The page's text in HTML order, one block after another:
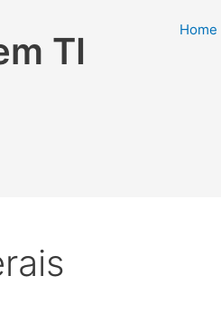
TI Home